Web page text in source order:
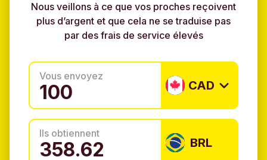
Nous veillons à ce que vos proches reçoivent
plus d’argent et que cela ne se traduise pas
par des frais de service élevés
Vous envoyez
CAD
Ils obtiennent
BRL